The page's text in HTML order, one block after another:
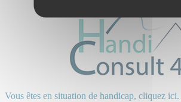
Vous êtes en situation de handicap, cliquez ici.